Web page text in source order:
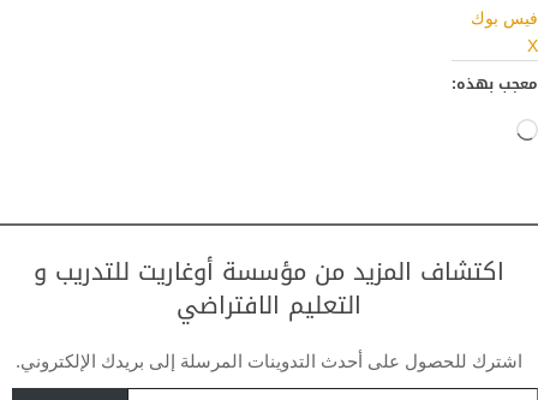
فيس بوك
X
معجب بهذه:
جاري
اكتشاف المزيد من مؤسسة أوغاريت للتدريب و
التعليم الافتراضي
اشترك للحصول على أحدث التدوينات المرسلة إلى بريدك الإلكتروني.
كتابة بريدك الإلكتروني...